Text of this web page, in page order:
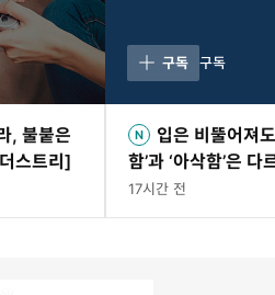
, 불붙은
스트리]
구독 구독
입은 비뚤어져
함’과 ‘아삭함’은
窓]
17시간 전